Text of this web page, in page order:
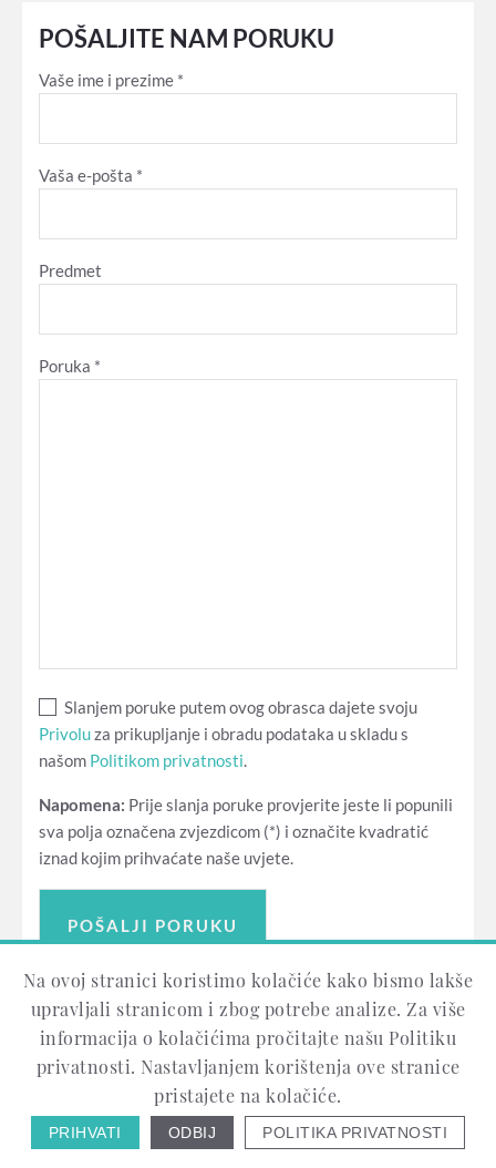
POŠALJITE NAM PORUKU
Vaše ime i prezime *
Vaša e-pošta *
Predmet
Poruka *
Slanjem poruke putem ovog obrasca dajete svoju
Privoluza prikupljanje i obradu podataka u skladu s
našom Politikom privatnosti.
Napomena: Prije slanja poruke provjerite jeste li popunili
sva polja označena zvjezdicom (*) i označite kvadratić
iznad kojim prihvaćate naše uvjete.
PREDA-OSIJEK D.O.O. ©2018-2026 |
PRIVATNOSTI
Na ovoj stranici koristimo kolačiće kako bismo lakše
upravljali stranicom i zbog potrebe analize. Za više
informacija o kolačićima pročitajte našu Politiku
privatnosti. Nastavljanjem korištenja ove stranice
pristajete na kolačiće.
PRIHVATI ODBIJ POLITIKA PRIVATNOSTI